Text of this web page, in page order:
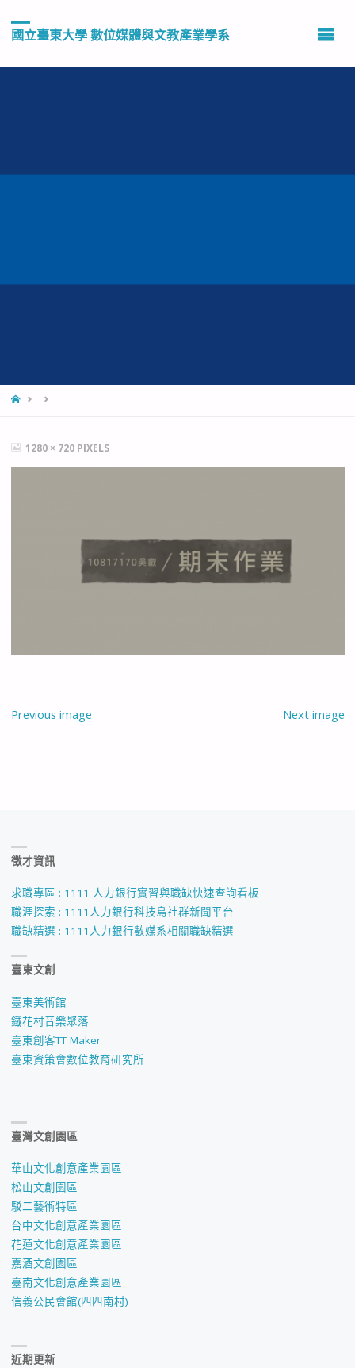
國立臺東大學 數位媒體與文教產業學系
HOME
FULL1280 × 720 PIXELS
Previous image Next image
徵才資訊
求職專區 : 1111 人力銀行實習與職缺快速查詢看板
職涯探索 : 1111人力銀行科技島社群新聞平台
職缺精選 : 1111人力銀行數媒系相關職缺精選
臺東文創
臺東美術館
鐵花村音樂聚落
臺東創客TT Maker
臺東資策會數位教育研究所
臺灣文創園區
華山文化創意產業園區
松山文創園區
駁二藝術特區
台中文化創意產業園區
花蓮文化創意產業園區
嘉酒文創園區
臺南文化創意產業園區
信義公民會館(四四南村)
近期更新